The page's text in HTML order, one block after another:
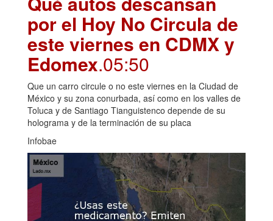
por el Hoy No Circula de
este viernes en CDMX y
Edomex.05:50
Que un carro circule o no este viernes en la Ciudad de
México y su zona conurbada, así como en los valles de
Toluca y de Santiago Tianguistenco depende de su
holograma y de la terminación de su placa
Infobae